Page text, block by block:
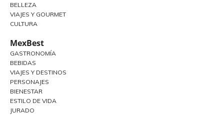
BELLEZA
VIAJES Y GOURMET
CULTURA
MexBest
GASTRONOMÍA
BEBIDAS
VIAJES Y DESTINOS
PERSONAJES
BIENESTAR
ESTILO DE VIDA
JURADO